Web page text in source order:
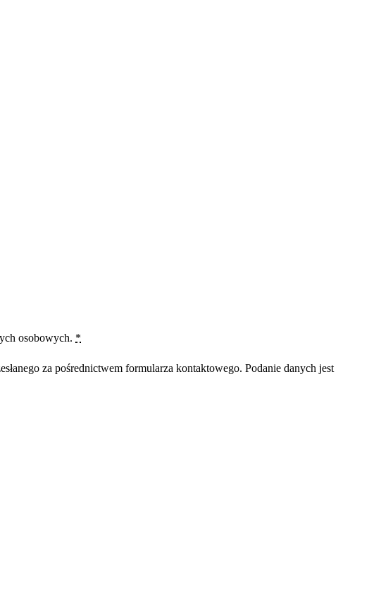
osobowych. *
za pośrednictwem formularza kontaktowego. Podanie danych jest